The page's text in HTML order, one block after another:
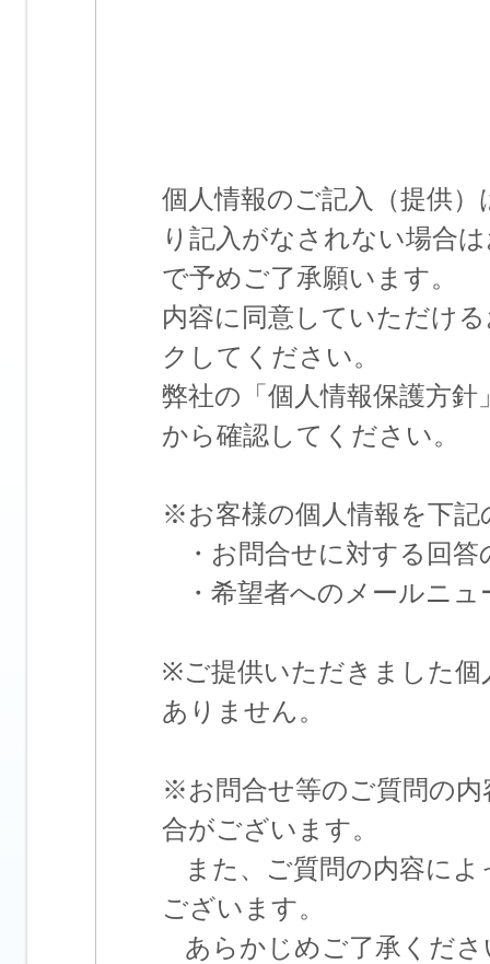
個人情報のご記入（提供
り記入がなされない場合
で予めご了承願います。
内容に同意していただけ
クしてください。
弊社の「個人情報保護方
から確認してください。
※お客様の個人情報を下記
・お問合せに対する回答
・希望者へのメールニュ
※ご提供いただきました個
ありません。
※お問合せ等のご質問の
合がございます。
また、ご質問の内容によ
ございます。
あらかじめご了承くださ